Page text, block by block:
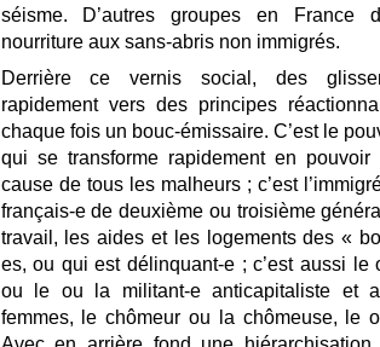
séisme. D’autres groupes en France
nourriture aux sans-abris non immigrés.
Derrière ce vernis social, des
rapidement vers des principes
chaque fois un bouc-émissaire. C’est le
qui se transforme rapidement en
cause de tous les malheurs ; c’est
français-e de deuxième ou troisième
travail, les aides et les logements des «
es, ou qui est délinquant-e ; c’est aussi le
ou le ou la militant-e anticapitaliste et
femmes, le chômeur ou la chômeuse, le